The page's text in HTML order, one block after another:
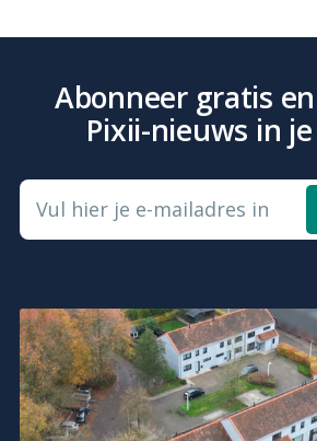
Abonneer gratis
Pixii-nieuws in
Vul hier je e-mailadres in